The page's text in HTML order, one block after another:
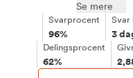
Se mere
Svarprocent
96%
Svar
3
Delingsprocent
62%